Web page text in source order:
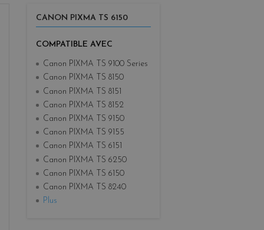
CANON PIXMA TS 6150
COMPATIBLE AVEC
Canon PIXMA TS 9100 Series
Canon PIXMA TS 8150
Canon PIXMA TS 8151
Canon PIXMA TS 8152
Canon PIXMA TS 9150
Canon PIXMA TS 9155
Canon PIXMA TS 6151
Canon PIXMA TS 6250
Canon PIXMA TS 6150
Canon PIXMA TS 8240
Plus